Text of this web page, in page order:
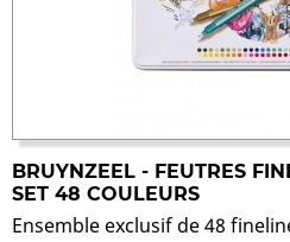
BRUYNZEEL - FEUTRES
SET 48 COULEURS
Ensemble exclusif de 48